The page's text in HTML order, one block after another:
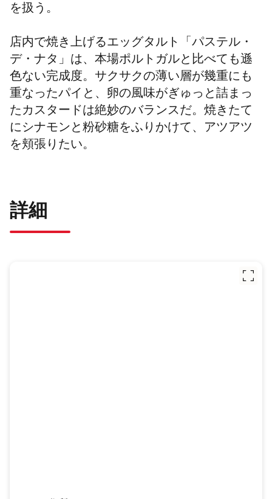
を扱う。
店内で焼き上げるエッグタルト「 パステル・
デ・ナタ」 は、本場ポルトガルと比べても遜
色ない完成度。サクサクの薄い層が幾重にも
重なったパイと、卵の風味がぎゅっと詰まっ
たカスタードは絶妙のバランスだ。焼きたて
にシナモンと粉砂糖をふりかけて、アツアツ
を頬張りたい。
詳細